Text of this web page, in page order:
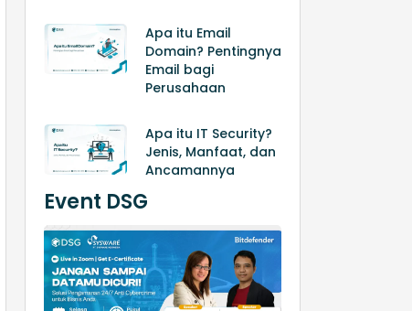
Apa itu Email
Domain? Pentingnya
Email bagi
Perusahaan
Apa itu IT Security?
Jenis, Manfaat, dan
Ancamannya
Event DSG